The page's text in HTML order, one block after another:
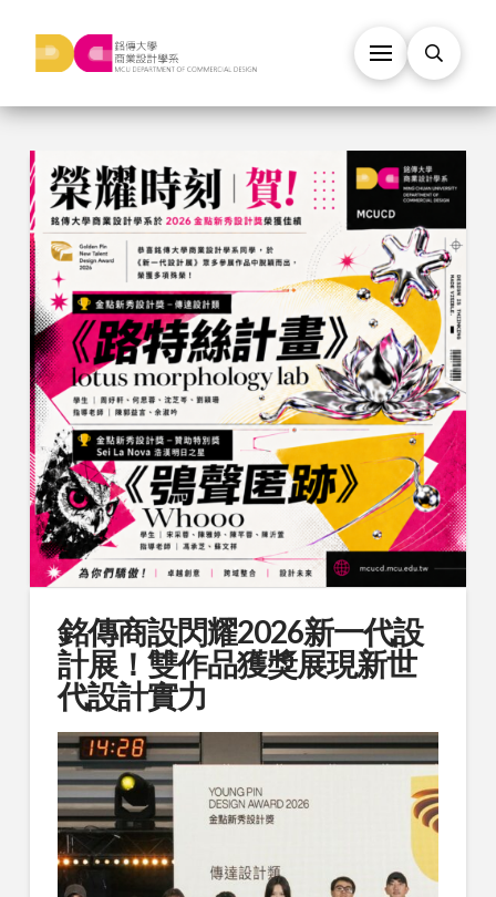
銘傳商設閃耀2026新一代設
計展！雙作品獲獎展現新世
代設計實力